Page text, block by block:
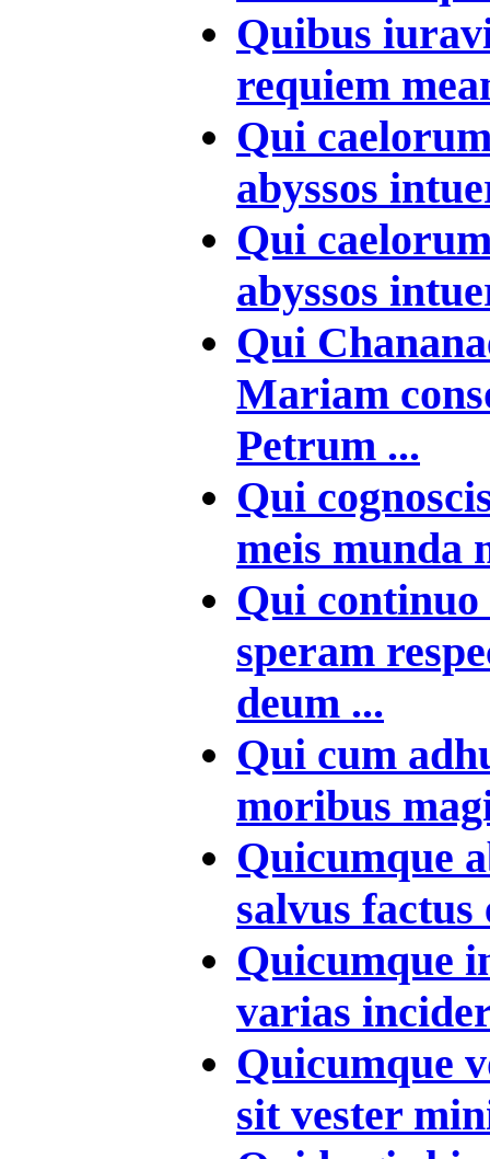
Quibus
requiem
Qui
abyssos
Qui
abyssos
Qui
Mariam
Petrum ...
Qui
meis munda
Qui
speram
deum ...
Qui cum
moribus
Quicumque
salvus factus
Quicumque
varias
Quicumque
sit vester